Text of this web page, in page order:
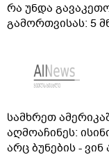
რა უნდა
გამორთვისას: 5
სამხრეთ
აღმოაჩინეს:
არც ბუნების -